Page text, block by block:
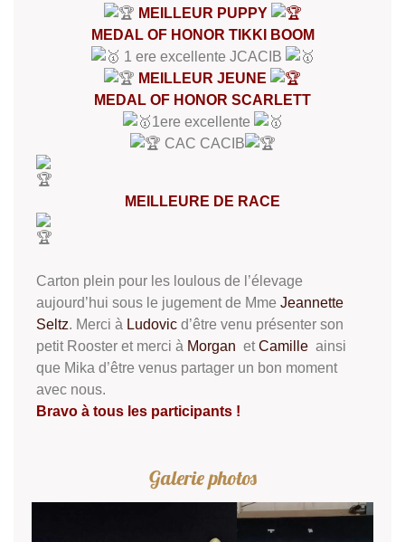
MEILLEUR PUPPY
MEDAL OF HONOR TIKKI BOOM
1 ere excellente JCACIB
MEILLEUR JEUNE
MEDAL OF HONOR SCARLETT
1ere excellente
CAC CACIB
MEILLEURE DE RACE
Carton plein pour les loulous de l’élevage
aujourd’hui sous le jugement de Mme Jeannette
Seltz. Merci à Ludovic d’être venu présenter son
petit Rooster et merci à Morgan etCamille ainsi
que Mika d’être venus partager un bon moment
avec nous.
Bravo à tous les participants !